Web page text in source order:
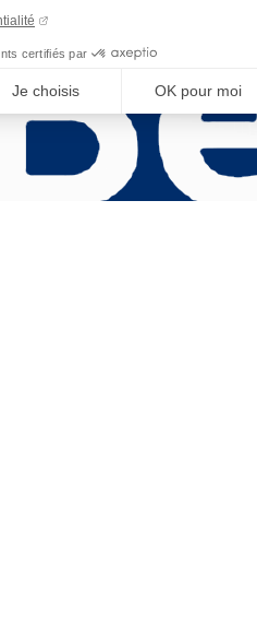
certifiés par
Je choisis OK pour moi
Consentement : Personnalisez
d'adapter et de gérer